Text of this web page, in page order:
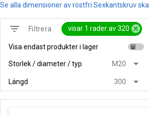
Se alla dimensioner av rostfri Sexkantskruv
filter_list Filtrera visar 1 rader av 320 cancel
Visa endast produkter i lager inventory
Storlek / diameter / typ M20 arrow_drop_down
Längd 300 arrow_drop_down